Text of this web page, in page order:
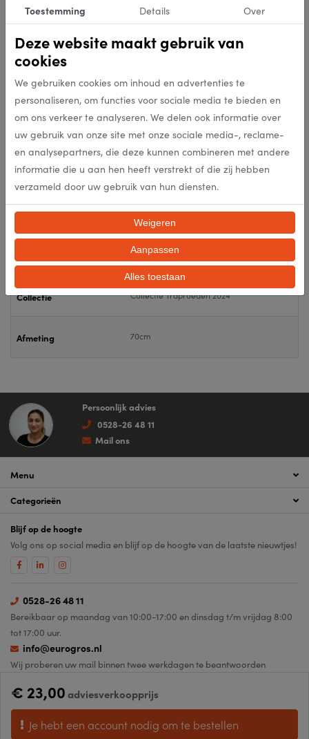
Formaat
€ 23,00adviesverkoopprijs
Je hebt een account nodig om te bestellen
Levertijd op aanvraag
Specificaties
Artikelnummer 309083
EAN 309083
Kleur Antique
nee
Collectie Collectie Traproeden 2024
Afmeting 70cm
Persoonlijk advies
0528-26 48 11
Mail ons
Menu
Categorieën
Blijf op de hoogte
Volg ons op social media en blijf op de hoogte van de laatste nieuwtjes!
0528-26 48 11
Bereikbaar op maandag van 10:00-17:00 en dinsdag t/m vrijdag 8:00
tot 17:00 uur.
info@eurogros.nl
Wij proberen uw mail binnen twee werkdagen te beantwoorden
Sitemap Algemene voorwaarden Privacy- en cookiebeleid Disclaimer
Toestemming Details Over
Deze website maakt gebruik van
cookies
We gebruiken cookies om inhoud en advertenties te
personaliseren, om functies voor sociale media te bieden en
om ons verkeer te analyseren. We delen ook informatie over
uw gebruik van onze site met onze sociale media-, reclame-
en analysepartners, die deze kunnen combineren met andere
informatie die u aan hen heeft verstrekt of die zij hebben
verzameld door uw gebruik van hun diensten.
Weigeren
Aanpassen
Alles toestaan